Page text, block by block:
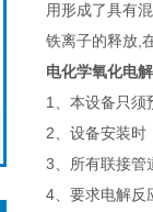
用形成了具有
铁离子的释放,
电化学氧化电
1、本设备只须
2、设备安装时
3、所有联接管
4、要求电解反